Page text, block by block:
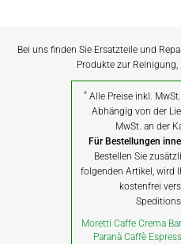
Bei uns finden Sie Ersatzteile und
Produkte zur
* Alle Preise inkl.
Abhängig von der
MwSt. an der
Für Bestellungen
Bestellen Sie
folgenden Artikel, wird
kostenfrei
Moretti Caffe Crema
Paranà Caffè